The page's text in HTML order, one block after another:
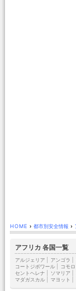
HOME › 都市別安全情報 ›
アフリカ 各国一覧
アルジェリア アンゴラ
コートジボワール
コモロ
セントヘレナ
ソマリア
マダガスカル
マヨット